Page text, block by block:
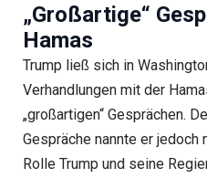
„Großartige“
Hamas
Trump ließ sich in
Verhandlungen mit der
„großartigen“ Gesprächen.
Gespräche nannte er jedoch
Rolle Trump und seine